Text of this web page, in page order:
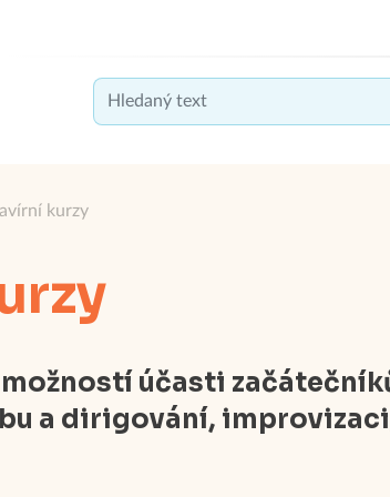
kurzy
účasti
a dirigování,